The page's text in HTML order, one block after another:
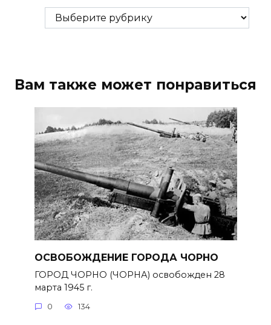
Рубрики
Вам также может понравиться
ОСВОБОЖДЕНИЕ ГОРОДА ЧОРНО
ГОРОД ЧОРНО (ЧОРНА) освобожден 28
марта 1945 г.
0 134